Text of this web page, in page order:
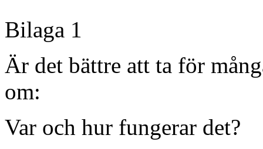
Bilaga 1
Är det bättre att ta för
om:
Var och hur fungerar det?